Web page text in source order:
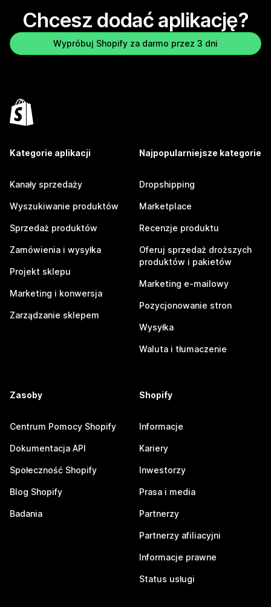
Chcesz dodać aplikację?
Wypróbuj Shopify za darmo przez 3 dni
Kategorie aplikacji
Kanały sprzedaży
Wyszukiwanie produktów
Sprzedaż produktów
Zamówienia i wysyłka
Projekt sklepu
Marketing i konwersja
Zarządzanie sklepem
Najpopularniejsze kategorie
Dropshipping
Marketplace
Recenzje produktu
Oferuj sprzedaż droższych
produktów i pakietów
Marketing e-mailowy
Pozycjonowanie stron
Wysyłka
Waluta i tłumaczenie
Zasoby
Centrum Pomocy Shopify
Dokumentacja API
Społeczność Shopify
Blog Shopify
Badania
Shopify
Informacje
Kariery
Inwestorzy
Prasa i media
Partnerzy
Partnerzy afiliacyjni
Informacje prawne
Status usługi